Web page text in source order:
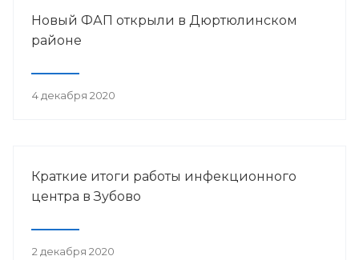
Новый ФАП открыли в Дюртюлинском
районе
4 декабря 2020
Краткие итоги работы инфекционного
центра в Зубово
2 декабря 2020